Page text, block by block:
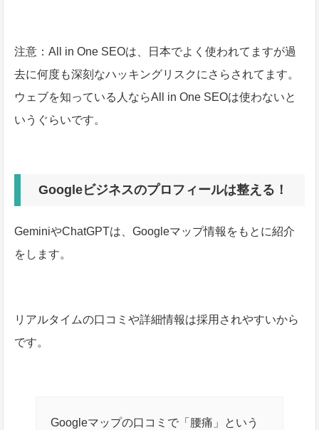
注意：All in One SEOは、日本でよく使われてますが過
去に何度も深刻なハッキングリスクにさらされてます。
ウェブを知っている人ならAll in One SEOは使わないと
いうぐらいです。
Googleビジネスのプロフィールは整える！
GeminiやChatGPTは、Googleマップ情報をもとに紹介
をします。
リアルタイムの口コミや詳細情報は採用されやすいから
です。
Googleマップの口コミで「腰痛」という